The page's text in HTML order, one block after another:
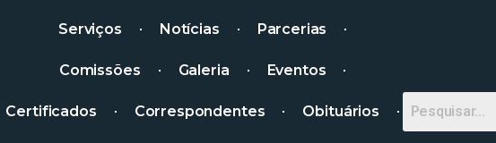
Serviços Notícias Parcerias
Comissões Galeria Eventos
Certificados Correspondentes Obituários